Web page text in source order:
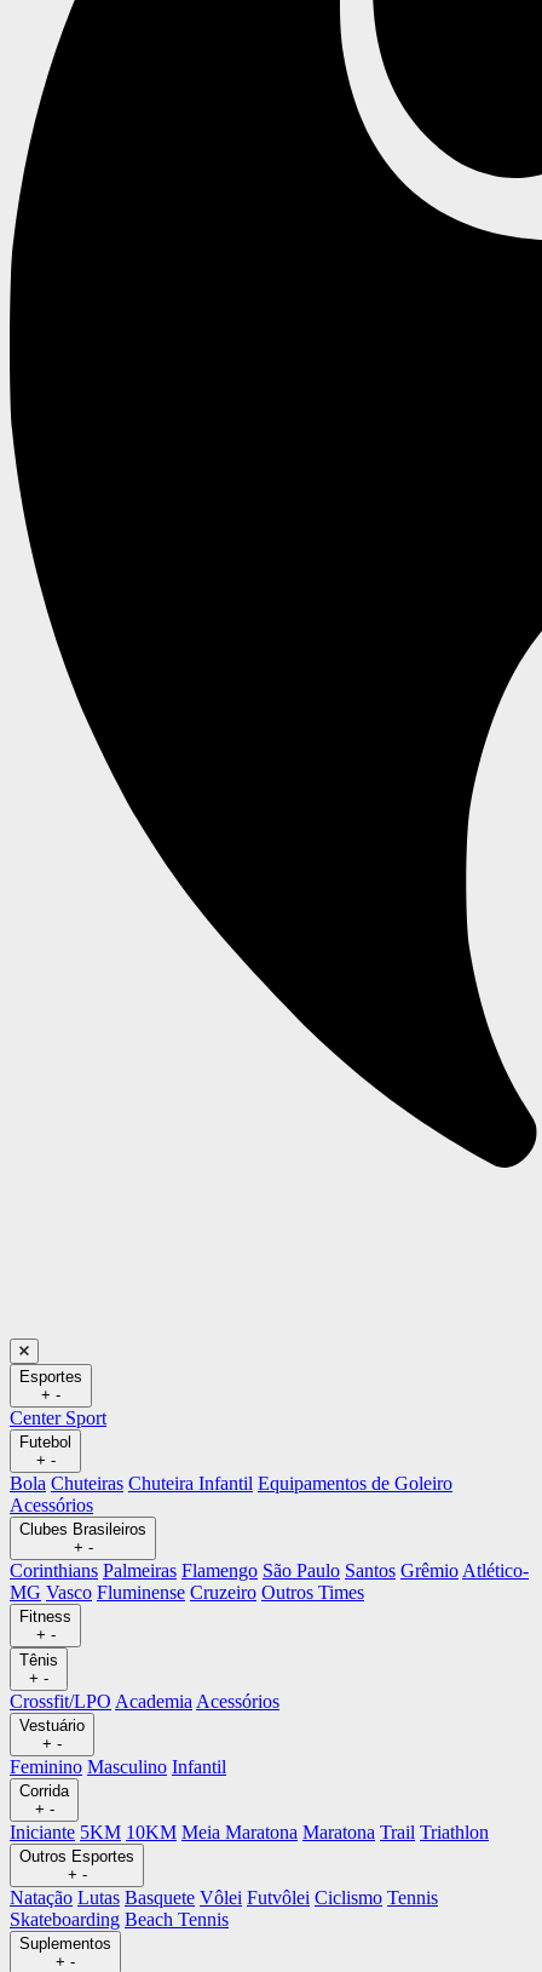
Esportes
+ -
Center Sport
Futebol
+ -
Bola Chuteiras Chuteira Infantil Equipamentos de Goleiro
Acessórios
Clubes Brasileiros
+ -
Corinthians Palmeiras Flamengo São Paulo Santos Grêmio Atlético-
MG Vasco Fluminense Cruzeiro Outros Times
Fitness
+ -
Tênis
+ -
Crossfit/LPO Academia Acessórios
Vestuário
+ -
Feminino Masculino Infantil
Corrida
+ -
Iniciante 5KM 10KM Meia Maratona Maratona Trail Triathlon
Outros Esportes
+ -
Natação Lutas Basquete Vôlei Futvôlei Ciclismo Tennis
Skateboarding Beach Tennis
Suplementos
+ -